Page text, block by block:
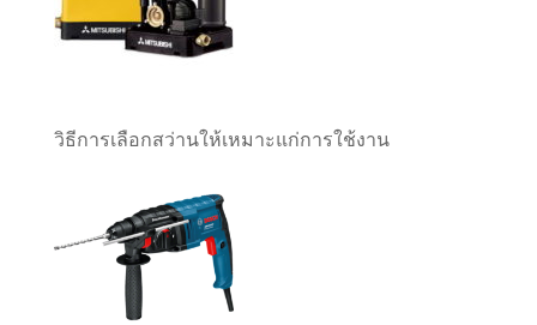
วิธีการเลือกสว่านให้เหมาะแก่การใช้งาน